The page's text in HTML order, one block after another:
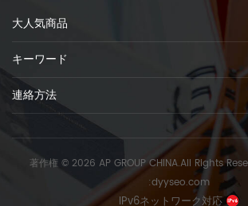
大人気商品
キーワード
連絡方法
著作権 © 2026 AP GROUP CHINA.All Rights
:dyyseo.com
IPv6ネットワーク対応